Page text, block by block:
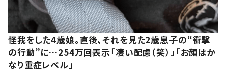
怪我をした4歳娘。直後、それを見た2歳息子の“衝撃
の行動”に…254万回表示「凄い配慮（笑）」「お顔はか
なり重症レベル」